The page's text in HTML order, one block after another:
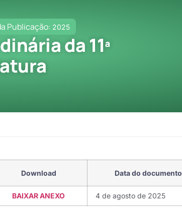
Publicação: 2025
da 11ª
Download Data do documento
BAIXAR ANEXO 4 de agosto de 2025